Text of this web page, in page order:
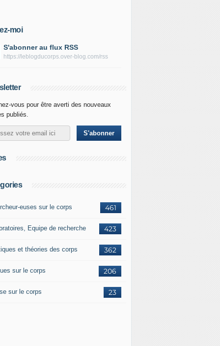
moi
S'abonner au flux RSS
https://leblogducorps.over-blog.com/rss
vous pour être averti des nouveaux
publiés.
461
euses sur le corps
423
Equipe de recherche
362
et théories des corps
206
sur le corps
23
sur le corps